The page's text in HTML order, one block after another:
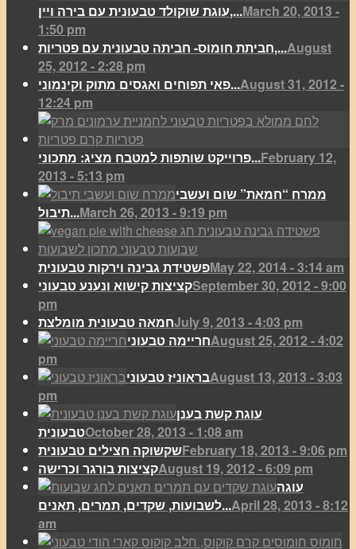
עוגת שוקולד טבעונית עם בירה ויין,...March 20, 2013 -
1:50 pm
חביתת חומוס- חביתה טבעונית עם פטריות,...August
25, 2012 - 2:28 pm
פאי תפוחים ואגסים מתוק וקינמוני...August 31, 2012 -
12:24 pm
פרוייקט שותפות למטבח מציג: מתכוני...February 12,
2013 - 5:13 pm
ממרח “חמאת” שום ועשבי
תיבול...March 26, 2013 - 9:19 pm
פשטידת גבינה וירקות טבעוניתMay 22, 2014 - 3:14 am
קציצות קישוא ונענע טבעוניSeptember 30, 2012 - 9:00
pm
חמאה טבעונית מומלצתJuly 9, 2013 - 4:03 pm
חריימה טבעוניAugust 25, 2012 - 4:02
pm
בראוניז טבעוניAugust 13, 2013 - 3:03
pm
עוגת קשת בענן
טבעוניתOctober 28, 2013 - 1:08 am
שקשוקה חצילים טבעוניתFebruary 18, 2013 - 9:06 pm
קציצות בורגר וכרישהAugust 19, 2012 - 6:09 pm
עוגה
לשבועות, שקדים, תמרים, תאנים...April 28, 2013 - 8:12
am